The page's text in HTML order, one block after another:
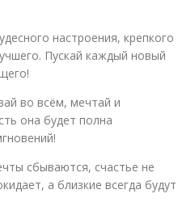
настроения, крепкого
Пускай каждый новый
во всём, мечтай и
она будет полна
сбываются, счастье не
а близкие всегда будут